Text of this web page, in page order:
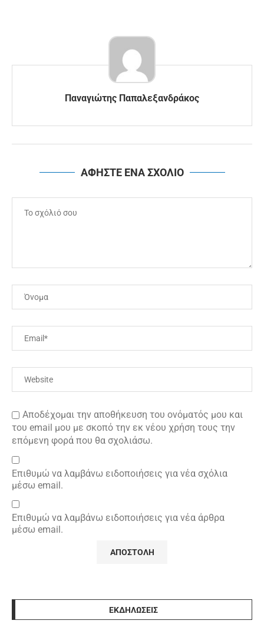
Παναγιώτης Παπαλεξανδράκος
ΑΦΗΣΤΕ ΕΝΑ ΣΧΟΛΙΟ
Αποδέχομαι την αποθήκευση του ονόματός μου και
του email μου με σκοπό την εκ νέου χρήση τους την
επόμενη φορά που θα σχολιάσω.
Επιθυμώ να λαμβάνω ειδοποιήσεις για νέα σχόλια
μέσω email.
Επιθυμώ να λαμβάνω ειδοποιήσεις για νέα άρθρα
μέσω email.
ΕΚΔΗΛΩΣΕΙΣ